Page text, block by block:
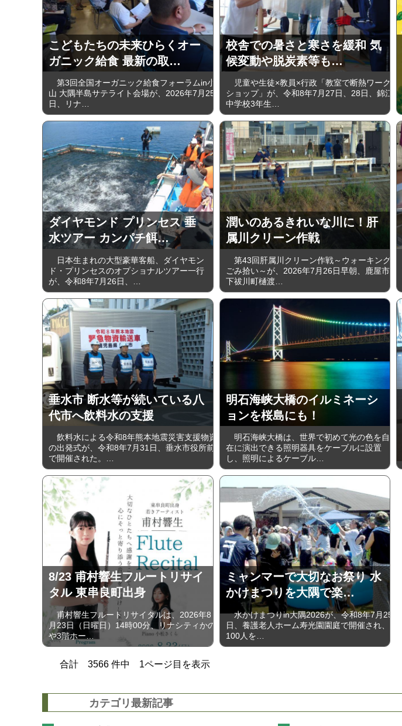
こどもたちの未来ひらくオー
ガニック給食 最新の取…
第3回全国オーガニック給食フォーラムin小
山 大隅半島サテライト会場が、2026年7月25
日、リナ…
校舎での暑さと寒さを緩和 気
候変動や脱炭素等も…
児童や生徒×教員×行政「教室で断熱ワーク
ショップ」が、令和8年7月27日、28日、錦江
中学校3年生…
ダイヤモンド プリンセス 垂
水ツアー カンパチ餌…
日本生まれの大型豪華客船、ダイヤモン
ド・プリンセスのオプショナルツアー一行
が、令和8年7月26日、…
潤いのあるきれいな川に！肝
属川クリーン作戦
第43回肝属川クリーン作戦～ウォーキング
ごみ拾い～が、2026年7月26日早朝、鹿屋市
下祓川町樋渡…
垂水市 断水等が続いている八
代市へ飲料水の支援
飲料水による令和8年熊本地震災害支援物資
の出発式が、令和8年7月31日、垂水市役所前
で開催された。…
明石海峡大橋のイルミネーシ
ョンを桜島にも！
明石海峡大橋は、世界で初めて光の色を自
在に演出できる照明器具をケーブルに設置
し、照明によるケーブル…
8/23 甫村響生フルートリサイ
タル 東串良町出身
甫村響生フルートリサイタルは、2026年8
月23日（日曜日）14時00分、リナシティかの
や3階ホー…
ミャンマーで大切なお祭り 水
かけまつりを大隅で楽…
水かけまつりin大隅2026が、令和8年7月25
日、養護老人ホーム寿光園園庭で開催され、
100人を…
合計 3566 件中 1ページ目を表示
カテゴリ最新記事